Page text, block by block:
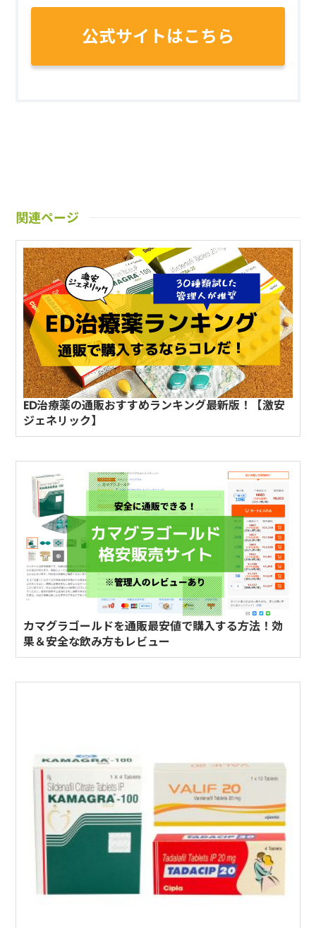
公式サイトはこちら
関連ページ
ED治療薬の通販おすすめランキング最新版！【激安
ジェネリック】
カマグラゴールドを通販最安値で購入する方法！効
果＆安全な飲み方もレビュー